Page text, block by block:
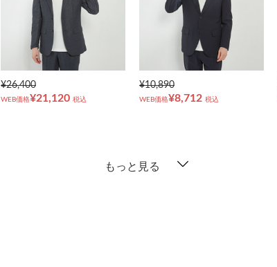
¥26,400
WEB価格¥21,120 税込
¥10,890
WEB価格¥8,712 税込
もっと見る